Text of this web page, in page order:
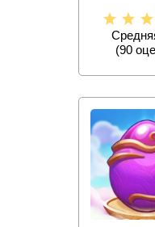
зоне
мерзлоты,
(90